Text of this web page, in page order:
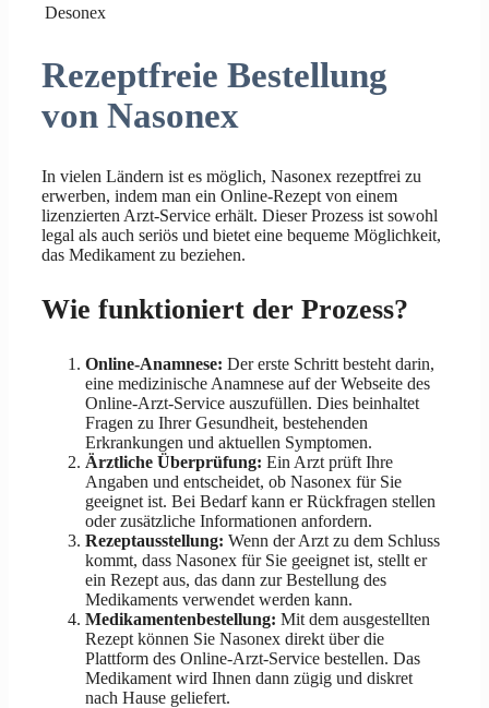
Desonex
Rezeptfreie Bestellung
von Nasonex
In vielen Ländern ist es möglich, Nasonex rezeptfrei zu
erwerben, indem man ein Online-Rezept von einem
lizenzierten Arzt-Service erhält. Dieser Prozess ist sowohl
legal als auch seriös und bietet eine bequeme Möglichkeit,
das Medikament zu beziehen.
Wie funktioniert der Prozess?
Online-Anamnese: Der erste Schritt besteht darin,
eine medizinische Anamnese auf der Webseite des
Online-Arzt-Service auszufüllen. Dies beinhaltet
Fragen zu Ihrer Gesundheit, bestehenden
Erkrankungen und aktuellen Symptomen.
Ärztliche Überprüfung: Ein Arzt prüft Ihre
Angaben und entscheidet, ob Nasonex für Sie
geeignet ist. Bei Bedarf kann er Rückfragen stellen
oder zusätzliche Informationen anfordern.
Rezeptausstellung: Wenn der Arzt zu dem Schluss
kommt, dass Nasonex für Sie geeignet ist, stellt er
ein Rezept aus, das dann zur Bestellung des
Medikaments verwendet werden kann.
Medikamentenbestellung: Mit dem ausgestellten
Rezept können Sie Nasonex direkt über die
Plattform des Online-Arzt-Service bestellen. Das
Medikament wird Ihnen dann zügig und diskret
nach Hause geliefert.